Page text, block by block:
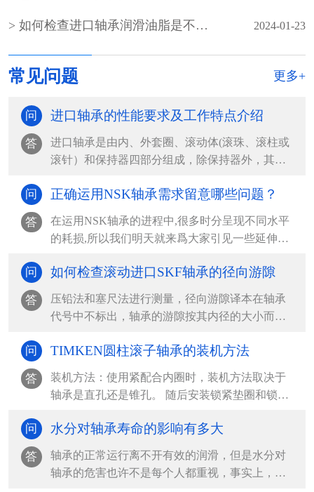
如何检查进口轴承润滑油脂是不是霉变 2024-01-23
常见问题 更多+
问 进口轴承的性能要求及工作特点介绍
答
进口轴承是由内、外套圈、滚动体(滚珠、滚柱或
滚针）和保持器四部分组成，除保持器外，其余
问 正确运用NSK轴承需求留意哪些问题？
答
在运用NSK轴承的进程中,很多时分呈现不同水平
的耗损,所以我们明天就来爲大家引见一些延伸
问 如何检查滚动进口SKF轴承的径向游隙
答
压铅法和塞尺法进行测量，径向游隙译本在轴承
代号中不标出，轴承的游隙按其内径的大小而不
问 TIMKEN圆柱滚子轴承的装机方法
答
装机方法：使用紧配合内圈时，装机方法取决于
轴承是直孔还是锥孔。 随后安装锁紧垫圈和锁紧
问 水分对轴承寿命的影响有多大
答
轴承的正常运行离不开有效的润滑，但是水分对
轴承的危害也许不是每个人都重视，事实上，水